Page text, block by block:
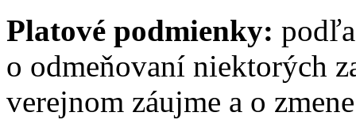
Platové podmienky:
o odmeňovaní niektorých
verejnom záujme a o